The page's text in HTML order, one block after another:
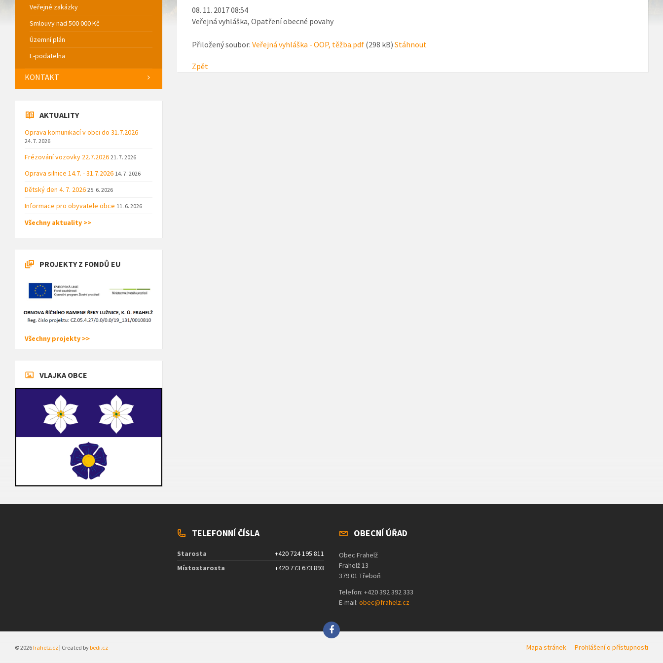
08. 11. 2017 08:54
Veřejná vyhláška, Opatření obecné povahy
Přiložený soubor: Veřejná vyhláška - OOP, těžba.pdf(298 kB) Stáhnout
Zpět
Veřejné zakázky
Smlouvy nad 500 000 Kč
Územní plán
E-podatelna
KONTAKT
AKTUALITY
Oprava komunikací v obci do 31.7.2026
24. 7. 2026
Frézování vozovky 22.7.2026 21. 7. 2026
Oprava silnice 14.7. - 31.7.2026 14. 7. 2026
Dětský den 4. 7. 2026 25. 6. 2026
Informace pro obyvatele obce 11. 6. 2026
Všechny aktuality >>
PROJEKTY Z FONDŮ EU
Všechny projekty >>
VLAJKA OBCE
TELEFONNÍ ČÍSLA
Starosta
+420 724 195 811
Místostarosta
+420 773 673 893
OBECNÍ ÚŘAD
Obec Frahelž
Frahelž 13
379 01 Třeboň
Telefon: +420 392 392 333
E-mail: obec@frahelz.cz
Mapa stránek Prohlášení o přístupnosti
© 2026frahelz.cz | Created bybedi.cz